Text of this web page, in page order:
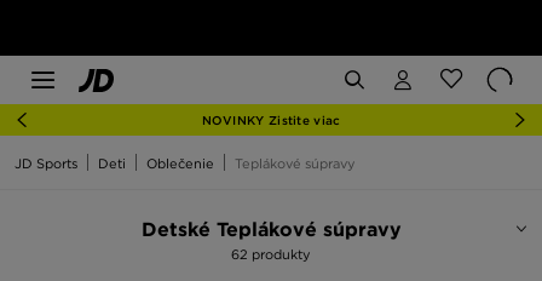
NOVINKY Zistite viac
JD Sports Deti Oblečenie Teplákové súpravy
Detské Teplákové súpravy
62 produkty